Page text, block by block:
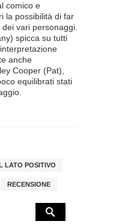
comico e
la possibilità di far
vari personaggi.
spicca su tutti
anche
Cooper (Pat),
equilibrati stati
LATO POSITIVO
RECENSIONE